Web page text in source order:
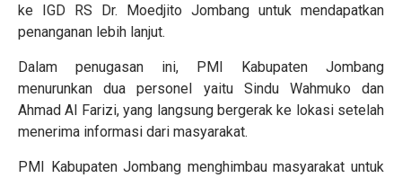
ke IGD RS Dr. Moedjito Jombang untuk mendapatkan
penanganan lebih lanjut.
Dalam penugasan ini, PMI Kabupaten Jombang
menurunkan dua personel yaitu Sindu Wahmuko dan
Ahmad Al Farizi, yang langsung bergerak ke lokasi setelah
menerima informasi dari masyarakat.
PMI Kabupaten Jombang menghimbau masyarakat untuk